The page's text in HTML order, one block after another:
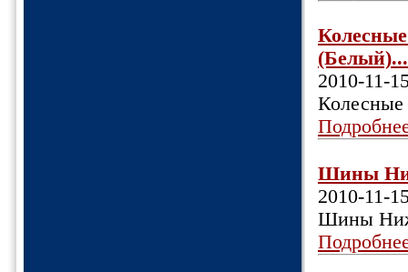
(Белый)...
2010-11-
Колесные
Шины
2010-11-
Шины